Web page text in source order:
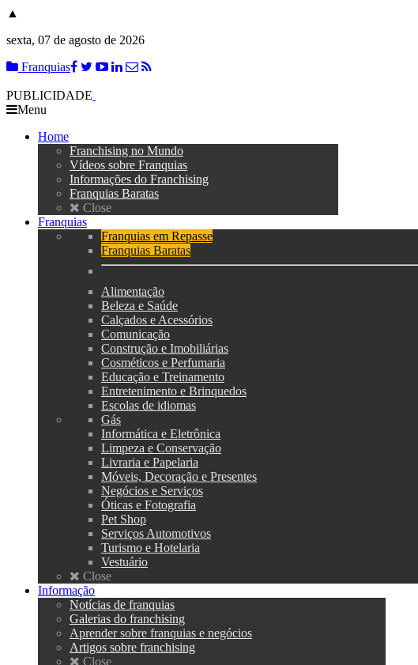
▲
sexta, 07 de agosto de 2026
Franquias
PUBLICIDADE
Menu
Home
Franchising no Mundo
Vídeos sobre Franquias
Informações do Franchising
Franquias Baratas
Close
Franquias
Franquias em Repasse
Franquias Baratas
Alimentação
Beleza e Saúde
Calçados e Acessórios
Comunicação
Construção e Imobiliárias
Cosméticos e Perfumaria
Educação e Treinamento
Entretenimento e Brinquedos
Escolas de idiomas
Gás
Informática e Eletrônica
Limpeza e Conservação
Livraria e Papelaria
Móveis, Decoração e Presentes
Negócios e Serviços
Óticas e Fotografia
Pet Shop
Serviços Automotivos
Turismo e Hotelaria
Vestuário
Close
Informação
Notícias de franquias
Galerias do franchising
Aprender sobre franquias e negócios
Artigos sobre franchising
Close